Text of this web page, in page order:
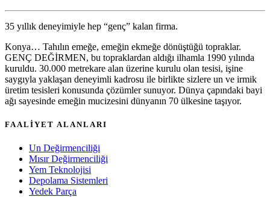
35 yıllık deneyimiyle hep “genç” kalan firma.
Konya… Tahılın emeğe, emeğin ekmeğe dönüştüğü topraklar.
GENÇ DEĞİRMEN, bu topraklardan aldığı ilhamla 1990 yılında
kuruldu. 30.000 metrekare alan üzerine kurulu olan tesisi, işine
saygıyla yaklaşan deneyimli kadrosu ile birlikte sizlere un ve irmik
üretim tesisleri konusunda çözümler sunuyor. Dünya çapındaki bayi
ağı sayesinde emeğin mucizesini dünyanın 70 ülkesine taşıyor.
FAALİYET ALANLARI
Un Değirmenciliği
Mısır Değirmenciliği
Yem Teknolojisi
Depolama Sistemleri
Yedek Parça